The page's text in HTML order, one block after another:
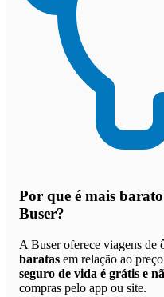
Por que é mais
Buser?
A Buser oferece viagens de
baratas em relação ao
seguro de vida é grátis e
compras pelo app ou site.